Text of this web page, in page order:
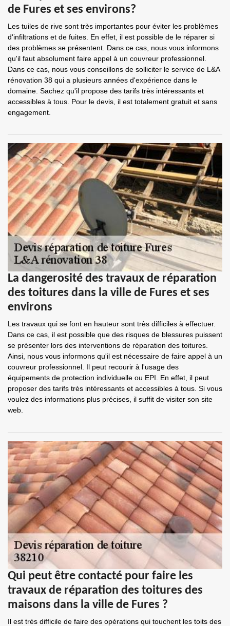
de Fures et ses environs?
Les tuiles de rive sont très importantes pour éviter les problèmes
d'infiltrations et de fuites. En effet, il est possible de le réparer si
des problèmes se présentent. Dans ce cas, nous vous informons
qu'il faut absolument faire appel à un couvreur professionnel.
Dans ce cas, nous vous conseillons de solliciter le service de L&A
rénovation 38 qui a plusieurs années d'expérience dans le
domaine. Sachez qu'il propose des tarifs très intéressants et
accessibles à tous. Pour le devis, il est totalement gratuit et sans
engagement.
La dangerosité des travaux de réparation
des toitures dans la ville de Fures et ses
environs
Les travaux qui se font en hauteur sont très difficiles à effectuer.
Dans ce cas, il est possible que des risques de blessures puissent
se présenter lors des interventions de réparation des toitures.
Ainsi, nous vous informons qu'il est nécessaire de faire appel à un
couvreur professionnel. Il peut recourir à l'usage des
équipements de protection individuelle ou EPI. En effet, il peut
proposer des tarifs très intéressants et accessibles à tous. Si vous
voulez des informations plus précises, il suffit de visiter son site
web.
Qui peut être contacté pour faire les
travaux de réparation des toitures des
maisons dans la ville de Fures ?
Il est très difficile de faire des opérations qui touchent les toits des